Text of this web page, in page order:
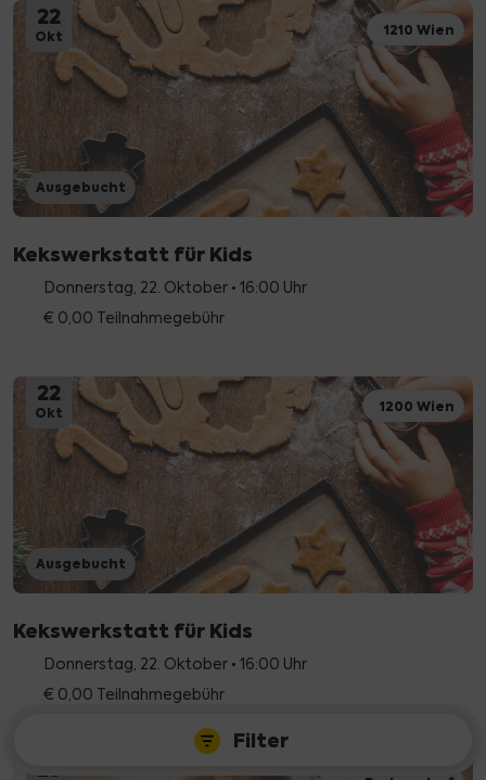
22
Okt 1210 Wien
Ausgebucht
Kekswerkstatt für Kids
Donnerstag, 22. Oktober • 16:00 Uhr
€ 0,00 Teilnahmegebühr
22
Okt 1200 Wien
Ausgebucht
Kekswerkstatt für Kids
Donnerstag, 22. Oktober • 16:00 Uhr
€ 0,00 Teilnahmegebühr
23
Zeitraum Ort Kategorie
Wählen Sie einen Zeitraum:
Alle Diese Woche
Filter zurücksetzen
Events anzeigen
Filter